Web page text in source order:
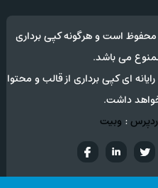
است و هرگونه کپی برداری
می باشد.
رایانه ای کپی برداری از قالب و محتوا
داشت.
: وبیت
تويترتلگراماینستاگرام